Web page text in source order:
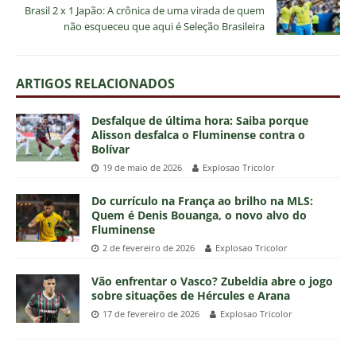
Brasil 2 x 1 Japão: A crônica de uma virada de quem
não esqueceu que aqui é Seleção Brasileira
ARTIGOS RELACIONADOS
Desfalque de última hora: Saiba porque
Alisson desfalca o Fluminense contra o
Bolívar
19 de maio de 2026 Explosao Tricolor
Do currículo na França ao brilho na MLS:
Quem é Denis Bouanga, o novo alvo do
Fluminense
2 de fevereiro de 2026 Explosao Tricolor
Vão enfrentar o Vasco? Zubeldía abre o jogo
sobre situações de Hércules e Arana
17 de fevereiro de 2026 Explosao Tricolor